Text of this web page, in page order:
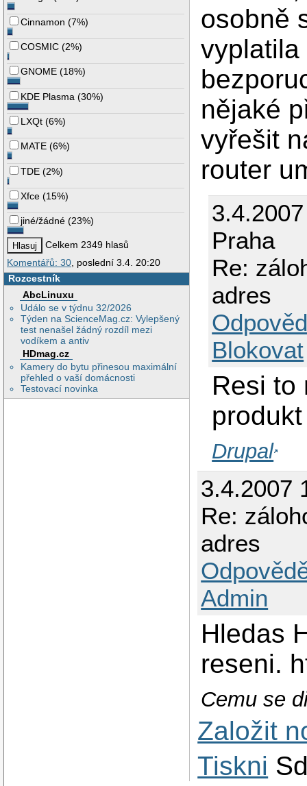
Cinnamon (7%)
COSMIC (2%)
GNOME (18%)
KDE Plasma (30%)
LXQt (6%)
MATE (6%)
TDE (2%)
Xfce (15%)
jiné/žádné (23%)
Celkem 2349 hlasů
Komentářů: 30 , poslední 3.4. 20:20
Rozcestník
AbcLinuxu
Událo se v týdnu 32/2026
Týden na ScienceMag.cz: Vylepšený
test nenašel žádný rozdíl mezi
vodíkem a antiv
HDmag.cz
Kamery do bytu přinesou maximální
přehled o vaší domácnosti
Testovací novinka
osobně
nějaké
vyřešit
router
Praha
Re:
adres
Blokovat
Resi to
Drupal
3.4.2007
Re:
adres
Admin
Hledas
reseni.
Cemu se
Založit
Tiskni